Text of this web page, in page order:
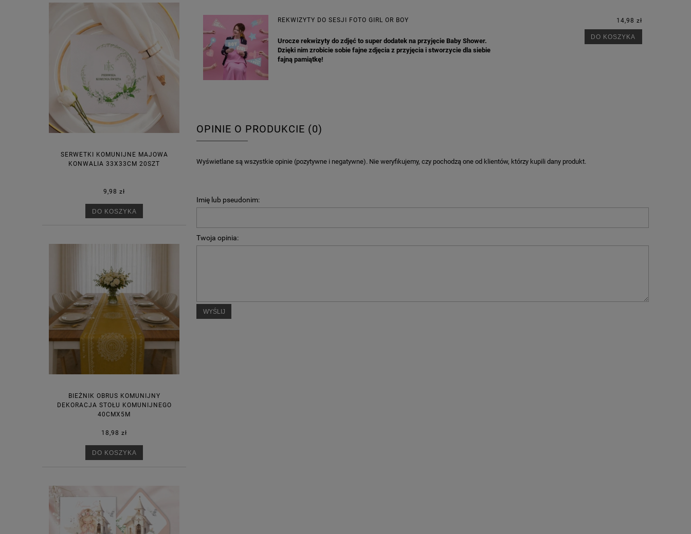
SERWETKI KOMUNIJNE MAJOWA
KONWALIA 33X33CM 20SZT
9,98 zł
DO KOSZYKA
BIEŻNIK OBRUS KOMUNIJNY
DEKORACJA STOŁU KOMUNIJNEGO
40CMX5M
18,98 zł
DO KOSZYKA
REKWIZYTY DO SESJI FOTO GIRL OR BOY
Urocze rekwizyty do zdjęć to super dodatek na przyjęcie Baby Shower.
Dzięki nim zrobicie sobie fajne zdjęcia z przyjęcia i stworzycie dla siebie
fajną pamiątkę!
14,98 zł
DO KOSZYKA
OPINIE O PRODUKCIE (0)
Wyświetlane są wszystkie opinie (pozytywne i negatywne). Nie weryfikujemy, czy pochodzą one od klientów, którzy kupili dany produkt.
Imię lub pseudonim:
Twoja opinia:
WYŚLIJ